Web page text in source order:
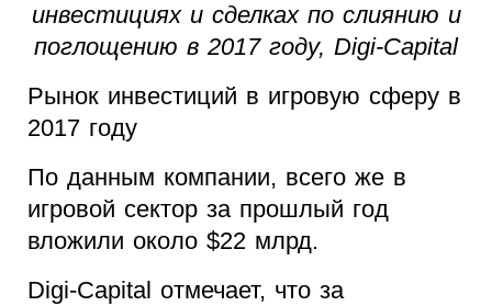
инвестициях и сделках по слиянию и
поглощению в 2017 году, Digi-Capital
Рынок инвестиций в игровую сферу в
2017 году
По данным компании, всего же в
игровой сектор за прошлый год
вложили около $22 млрд.
Digi-Capital отмечает, что за